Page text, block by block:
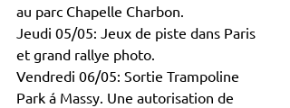
au parc Chapelle Charbon.
Jeudi 05/05: Jeux de piste dans Paris
et grand rallye photo.
Vendredi 06/05: Sortie Trampoline
Park á Massy. Une autorisation de